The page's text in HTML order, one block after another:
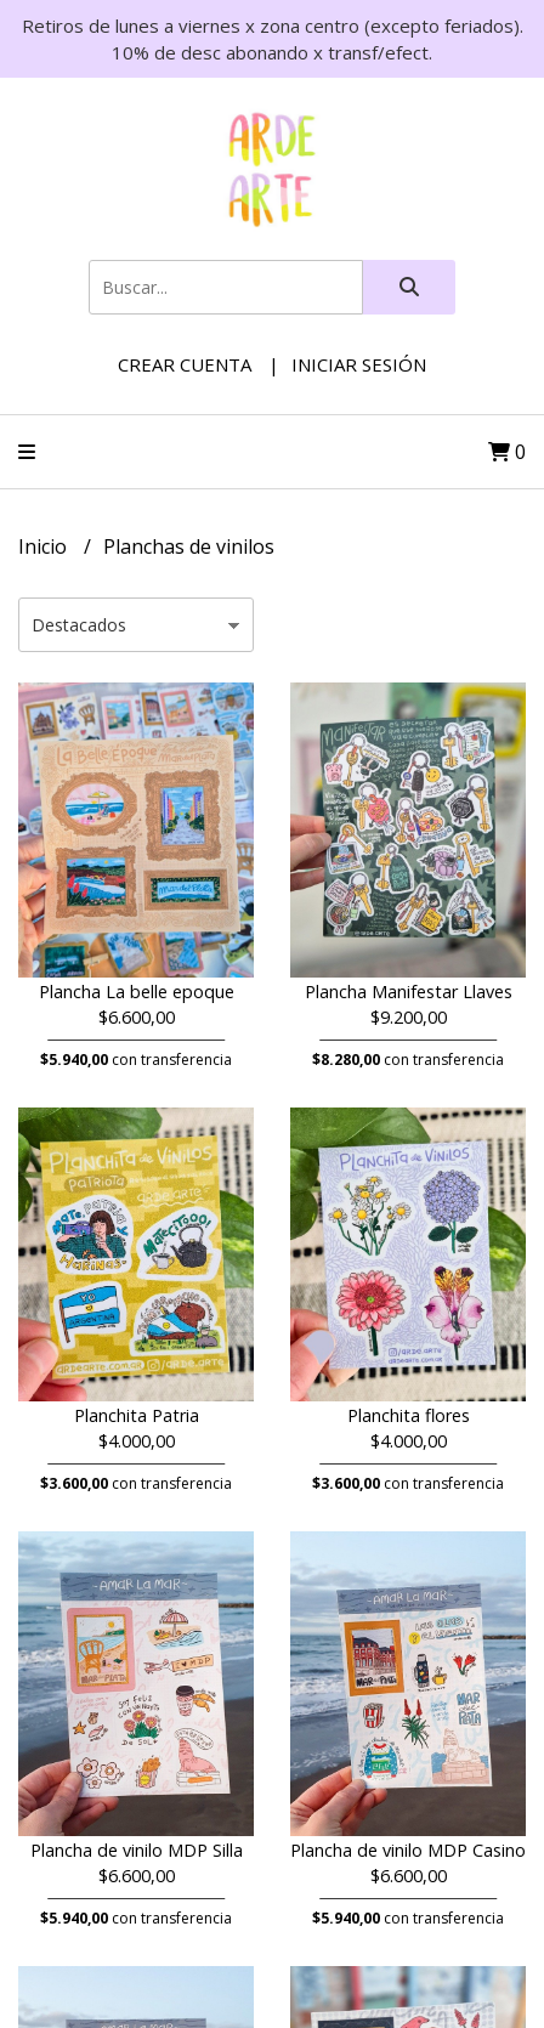
Retiros de lunes a viernes x zona centro (excepto feriados).
10% de desc abonando x transf/efect.
CREAR CUENTA INICIAR SESIÓN
0
Inicio Planchas de vinilos
Plancha La belle epoque
$6.600,00
$5.940,00 con transferencia
Plancha Manifestar Llaves
$9.200,00
$8.280,00 con transferencia
Planchita Patria
$4.000,00
$3.600,00 con transferencia
Planchita flores
$4.000,00
$3.600,00 con transferencia
Plancha de vinilo MDP Silla
$6.600,00
$5.940,00 con transferencia
Plancha de vinilo MDP Casino
$6.600,00
$5.940,00 con transferencia